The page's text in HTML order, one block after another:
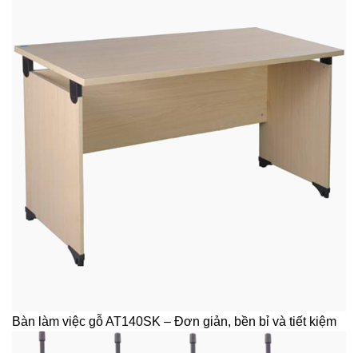
Bàn làm việc gỗ AT140SK – Đơn giản, bền bỉ và tiết kiệm